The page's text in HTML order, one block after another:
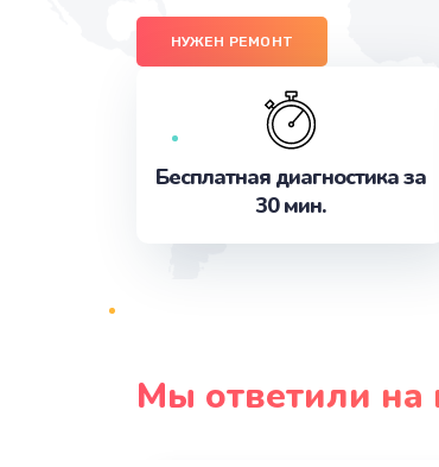
НУЖЕН РЕМОНТ
Бесплатная диагностика за
30 мин.
Мы ответили на